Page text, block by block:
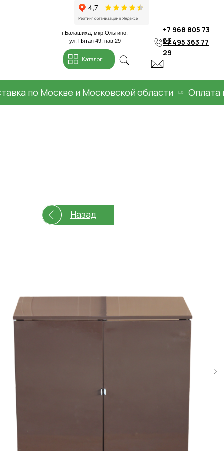
+7 968 805 73
29
Каталог
по Москве и Московской области Оплата при
Назад